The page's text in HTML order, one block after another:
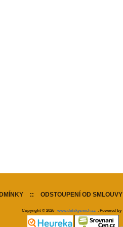
:: ODSTOUPENÍ OD SMLOUVY
Copyright © 2026 www.detskysmich.cz . Powered by